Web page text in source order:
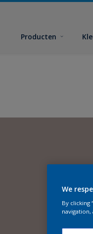
Producten
We
By clicking
navigation,